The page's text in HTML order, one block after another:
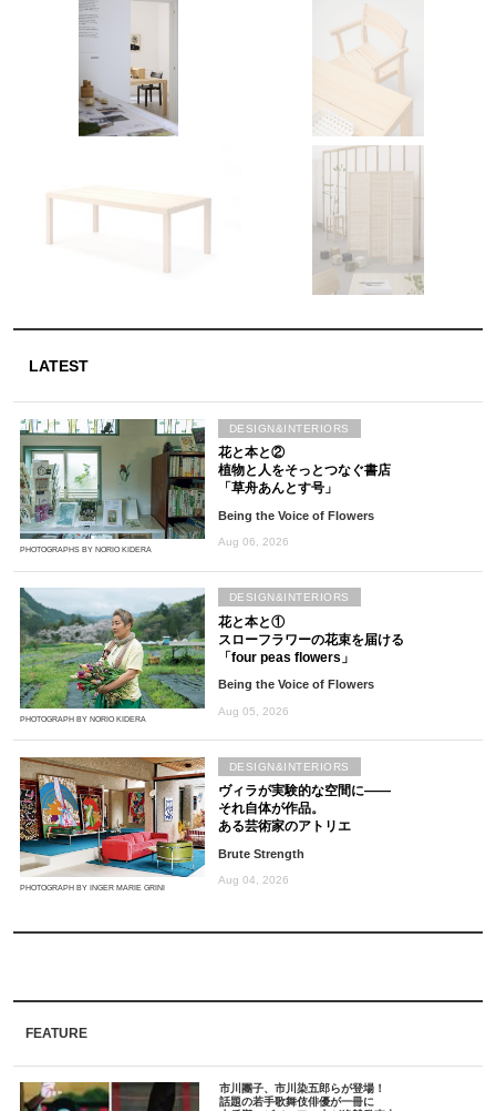
LATEST
PHOTOGRAPHS BY NORIO KIDERA
花と本と②
植物と人をそっとつなぐ書店
「草舟あんとす号」
Being the Voice of Flowers
Aug 06, 2026
DESIGN&INTERIORS
PHOTOGRAPH BY NORIO KIDERA
花と本と①
スローフラワーの花束を届ける
「four peas flowers」
Being the Voice of Flowers
Aug 05, 2026
DESIGN&INTERIORS
PHOTOGRAPH BY INGER MARIE GRINI
ヴィラが実験的な空間に――
それ自体が作品。
ある芸術家のアトリエ
Brute Strength
Aug 04, 2026
DESIGN&INTERIORS
FEATURE
市川團子、市川染五郎らが登場！
話題の若手歌舞伎俳優が一冊に